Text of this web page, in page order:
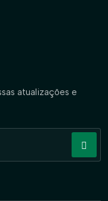
atualizações e